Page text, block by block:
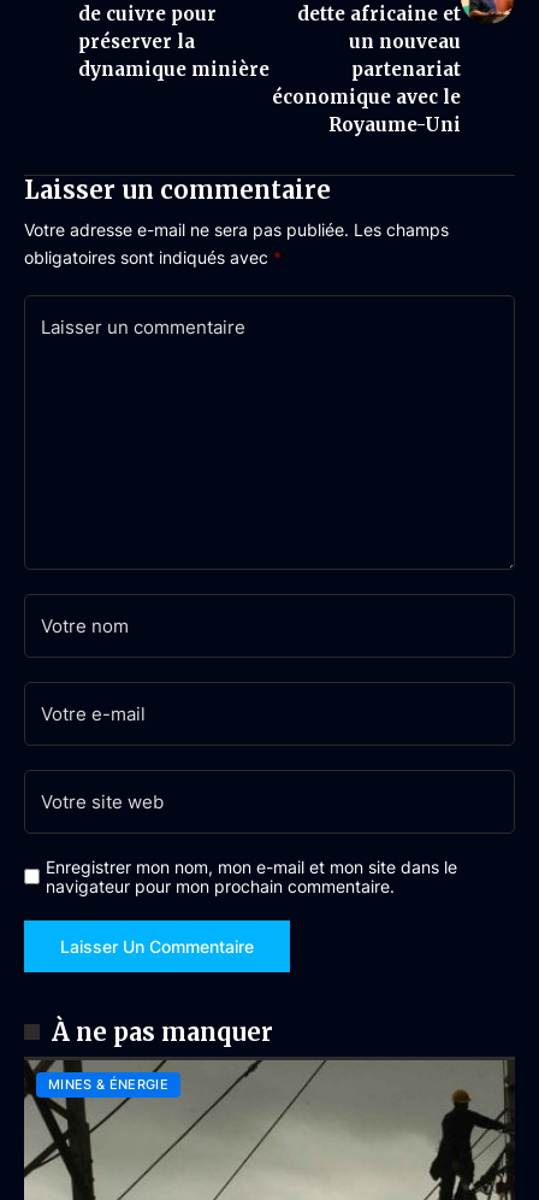
de cuivre pour
préserver la
dynamique minière
dette africaine et
un nouveau
partenariat
économique avec le
Royaume-Uni
Laisser un commentaire
Votre adresse e-mail ne sera pas publiée. Les champs
obligatoires sont indiqués avec *
Enregistrer mon nom, mon e-mail et mon site dans le
navigateur pour mon prochain commentaire.
À ne pas manquer
MINES & ÉNERGIE